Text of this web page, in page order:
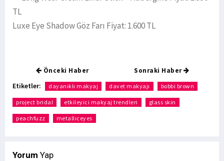
TL
Luxe Eye Shadow Göz Farı Fiyat: 1.600 TL
Önceki Haber Sonraki Haber
Etiketler: dayanıklı makyaj davet makyajı bobbi brown
project bridal etkileyici makyaj trendleri glass skin
peachfuzz metallıceyes
Yorum Yap